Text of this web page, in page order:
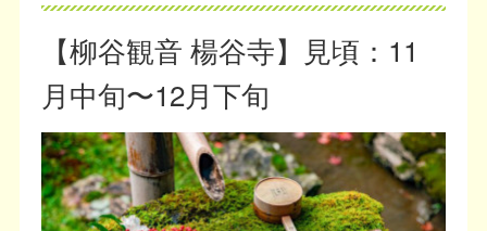
【柳谷観音 楊谷寺】見頃：11
月中旬〜12月下旬